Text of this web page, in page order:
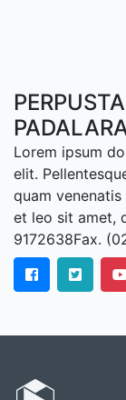
Lorem ipsum
elit.
quam
et leo sit amet,
9172638Fax.